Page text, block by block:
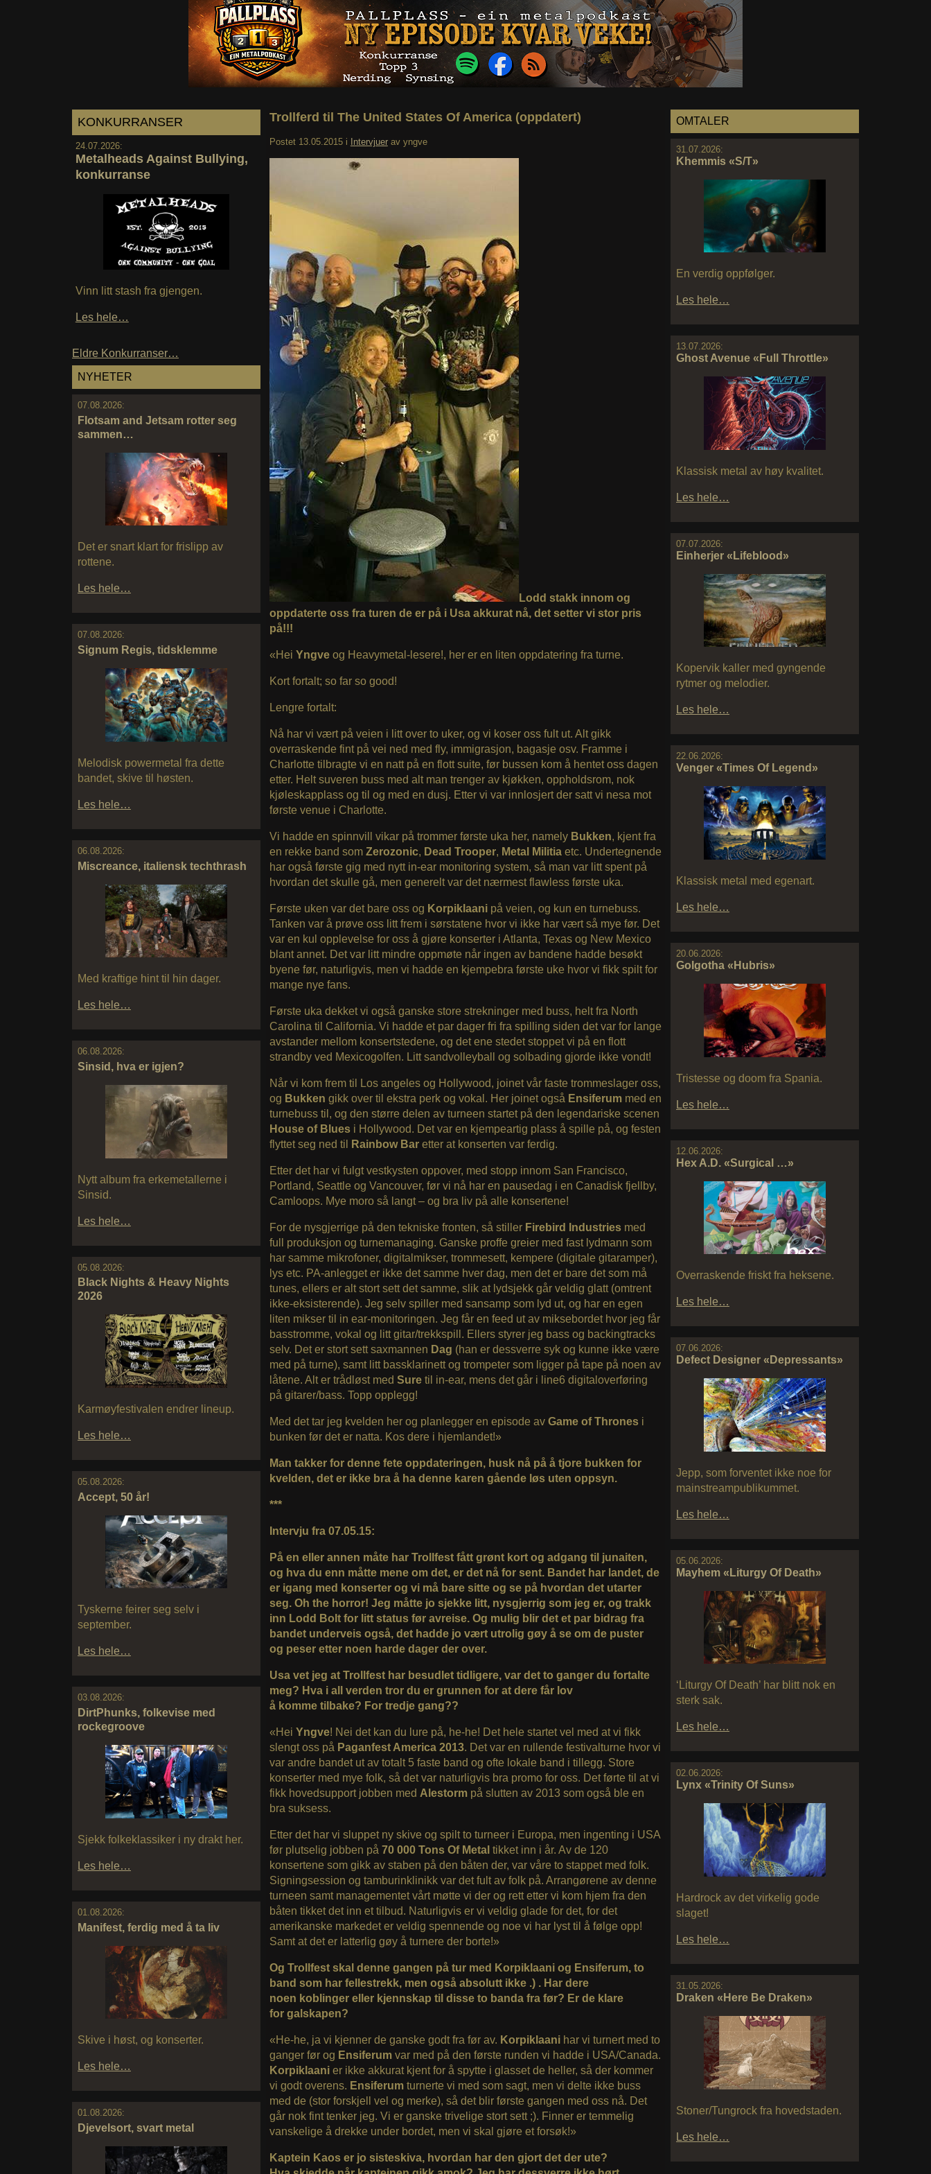
KONKURRANSER
24.07.2026:
Metalheads Against Bullying,
konkurranse
Vinn litt stash fra gjengen.
Les hele…
Eldre Konkurranser…
NYHETER
07.08.2026:
Flotsam and Jetsam rotter seg
sammen…
Det er snart klart for frislipp av
rottene.
Les hele…
07.08.2026:
Signum Regis, tidsklemme
Melodisk powermetal fra dette
bandet, skive til høsten.
Les hele…
06.08.2026:
Miscreance, italiensk techthrash
Med kraftige hint til hin dager.
Les hele…
06.08.2026:
Sinsid, hva er igjen?
Nytt album fra erkemetallerne i
Sinsid.
Les hele…
05.08.2026:
Black Nights & Heavy Nights
2026
Karmøyfestivalen endrer lineup.
Les hele…
05.08.2026:
Accept, 50 år!
Tyskerne feirer seg selv i
september.
Les hele…
03.08.2026:
DirtPhunks, folkevise med
rockegroove
Sjekk folkeklassiker i ny drakt her.
Les hele…
01.08.2026:
Manifest, ferdig med å ta liv
Skive i høst, og konserter.
Les hele…
01.08.2026:
Djevelsort, svart metal
OMTALER
31.07.2026:
Khemmis «S/T»
En verdig oppfølger.
Les hele…
13.07.2026:
Ghost Avenue «Full Throttle»
Klassisk metal av høy kvalitet.
Les hele…
07.07.2026:
Einherjer «Lifeblood»
Kopervik kaller med gyngende
rytmer og melodier.
Les hele…
22.06.2026:
Venger «Times Of Legend»
Klassisk metal med egenart.
Les hele…
20.06.2026:
Golgotha «Hubris»
Tristesse og doom fra Spania.
Les hele…
12.06.2026:
Hex A.D. «Surgical …»
Overraskende friskt fra heksene.
Les hele…
07.06.2026:
Defect Designer «Depressants»
Jepp, som forventet ikke noe for
mainstreampublikummet.
Les hele…
05.06.2026:
Mayhem «Liturgy Of Death»
‘Liturgy Of Death’ har blitt nok en
sterk sak.
Les hele…
02.06.2026:
Lynx «Trinity Of Suns»
Hardrock av det virkelig gode
slaget!
Les hele…
31.05.2026:
Draken «Here Be Draken»
Stoner/Tungrock fra hovedstaden.
Les hele…
Trollferd til The United States Of America (oppdatert)
Postet 13.05.2015 i Intervjuer av yngve
Lodd stakk innom og
oppdaterte oss fra turen de er på i Usa akkurat nå, det setter vi stor pris
på!!!
«Hei Yngve og Heavymetal-lesere!, her er en liten oppdatering fra turne.
Kort fortalt; so far so good!
Lengre fortalt:
Nå har vi vært på veien i litt over to uker, og vi koser oss fult ut. Alt gikk
overraskende fint på vei ned med fly, immigrasjon, bagasje osv. Framme i
Charlotte tilbragte vi en natt på en flott suite, før bussen kom å hentet oss dagen
etter. Helt suveren buss med alt man trenger av kjøkken, oppholdsrom, nok
kjøleskapplass og til og med en dusj. Etter vi var innlosjert der satt vi nesa mot
første venue i Charlotte.
Vi hadde en spinnvill vikar på trommer første uka her, namely Bukken, kjent fra
en rekke band som Zerozonic, Dead Trooper, Metal Militia etc. Undertegnende
har også første gig med nytt in-ear monitoring system, så man var litt spent på
hvordan det skulle gå, men generelt var det nærmest flawless første uka.
Første uken var det bare oss og Korpiklaani på veien, og kun en turnebuss.
Tanken var å prøve oss litt frem i sørstatene hvor vi ikke har vært så mye før. Det
var en kul opplevelse for oss å gjøre konserter i Atlanta, Texas og New Mexico
blant annet. Det var litt mindre oppmøte når ingen av bandene hadde besøkt
byene før, naturligvis, men vi hadde en kjempebra første uke hvor vi fikk spilt for
mange nye fans.
Første uka dekket vi også ganske store strekninger med buss, helt fra North
Carolina til California. Vi hadde et par dager fri fra spilling siden det var for lange
avstander mellom konsertstedene, og det ene stedet stoppet vi på en flott
strandby ved Mexicogolfen. Litt sandvolleyball og solbading gjorde ikke vondt!
Når vi kom frem til Los angeles og Hollywood, joinet vår faste trommeslager oss,
og Bukken gikk over til ekstra perk og vokal. Her joinet også Ensiferum med en
turnebuss til, og den større delen av turneen startet på den legendariske scenen
House of Bluesi Hollywood. Det var en kjempeartig plass å spille på, og festen
flyttet seg ned til
Rainbow Bar etter at konserten var ferdig.
Etter det har vi fulgt vestkysten oppover, med stopp innom San Francisco,
Portland, Seattle og Vancouver, før vi nå har en pausedag i en Canadisk fjellby,
Camloops. Mye moro så langt – og bra liv på alle konsertene!
For de nysgjerrige på den tekniske fronten, så stiller Firebird Industries med
full produksjon og turnemanaging. Ganske proffe greier med fast lydmann som
har samme mikrofoner, digitalmikser, trommesett, kempere (digitale gitaramper),
lys etc. PA-anlegget er ikke det samme hver dag, men det er bare det som må
tunes, ellers er alt stort sett det samme, slik at lydsjekk går veldig glatt (omtrent
ikke-eksisterende). Jeg selv spiller med sansamp som lyd ut, og har en egen
liten mikser til in ear-monitoringen. Jeg får en feed ut av miksebordet hvor jeg får
basstromme, vokal og litt gitar/trekkspill. Ellers styrer jeg bass og backingtracks
selv. Det er stort sett saxmannen Dag (han er dessverre syk og kunne ikke være
med på turne), samt litt bassklarinett og trompeter som ligger på tape på noen av
låtene. Alt er trådløst med Sure til in-ear, mens det går i line6 digitaloverføring
på gitarer/bass. Topp opplegg!
Med det tar jeg kvelden her og planlegger en episode av Game of Thronesi
bunken før det er natta. Kos dere i hjemlandet!»
Man takker for denne fete oppdateringen, husk nå på å tjore bukken for
kvelden, det er ikke bra å ha denne karen gående løs uten oppsyn.
***
Intervju fra 07.05.15:
På en eller annen måte har Trollfest fått grønt kort og adgang til junaiten,
og hva du enn måtte mene om det, er det nå for sent. Bandet har landet, de
er igang med konserter og vi må bare sitte og se på hvordan det utarter
seg. Oh the horror! Jeg måtte jo sjekke litt, nysgjerrig som jeg er, og trakk
inn Lodd Bolt for litt status før avreise. Og mulig blir det et par bidrag fra
bandet underveis også, det hadde jo vært utrolig gøy å se om de puster
og peser etter noen harde dager der over.
Usa vet jeg at Trollfest har besudlet tidligere, var det to ganger du fortalte
meg? Hva i all verden tror du er grunnen for at dere får lov
å komme tilbake? For tredje gang??
«Hei Yngve! Nei det kan du lure på, he-he! Det hele startet vel med at vi fikk
slengt oss på Paganfest America 2013. Det var en rullende festivalturne hvor vi
var andre bandet ut av totalt 5 faste band og ofte lokale band i tillegg. Store
konserter med mye folk, så det var naturligvis bra promo for oss. Det førte til at vi
fikk hovedsupport jobben med Alestorm på slutten av 2013 som også ble en
bra suksess.
Etter det har vi sluppet ny skive og spilt to turneer i Europa, men ingenting i USA
før plutselig jobben på 70 000 Tons Of Metal tikket inn i år. Av de 120
konsertene som gikk av staben på den båten der, var våre to stappet med folk.
Signingsession og tamburinklinikk var det fult av folk på. Arrangørene av denne
turneen samt managementet vårt møtte vi der og rett etter vi kom hjem fra den
båten tikket det inn et tilbud. Naturligvis er vi veldig glade for det, for det
amerikanske markedet er veldig spennende og noe vi har lyst til å følge opp!
Samt at det er latterlig gøy å turnere der borte!»
Og Trollfest skal denne gangen på tur med Korpiklaani og Ensiferum, to
band som har fellestrekk, men også absolutt ikke .) . Har dere
noen koblinger eller kjennskap til disse to banda fra før? Er de klare
for galskapen?
«He-he, ja vi kjenner de ganske godt fra før av. Korpiklaani har vi turnert med to
ganger før og Ensiferum var med på den første runden vi hadde i USA/Canada.
Korpiklaani er ikke akkurat kjent for å spytte i glasset de heller, så der kommer
vi godt overens. Ensiferum turnerte vi med som sagt, men vi delte ikke buss
med de (stor forskjell vel og merke), så det blir første gangen med oss nå. Det
går nok fint tenker jeg. Vi er ganske trivelige stort sett ;). Finner er temmelig
vanskelige å drekke under bordet, men vi skal gjøre et forsøk!»
Kaptein Kaos er jo sisteskiva, hvordan har den gjort det der ute?